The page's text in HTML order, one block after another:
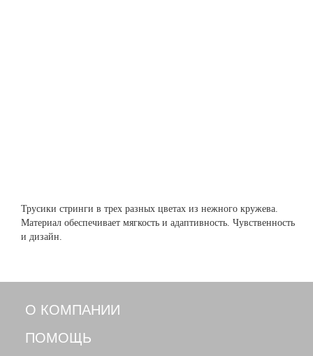
Трусики стринги в трех разных цветах из нежного кружева.
Материал обеспечивает мягкость и адаптивность. Чувственность
и дизайн.
О КОМПАНИИ
ПОМОЩЬ